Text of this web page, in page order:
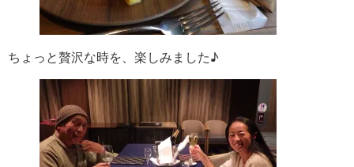
ちょっと贅沢な時を、楽しみました♪